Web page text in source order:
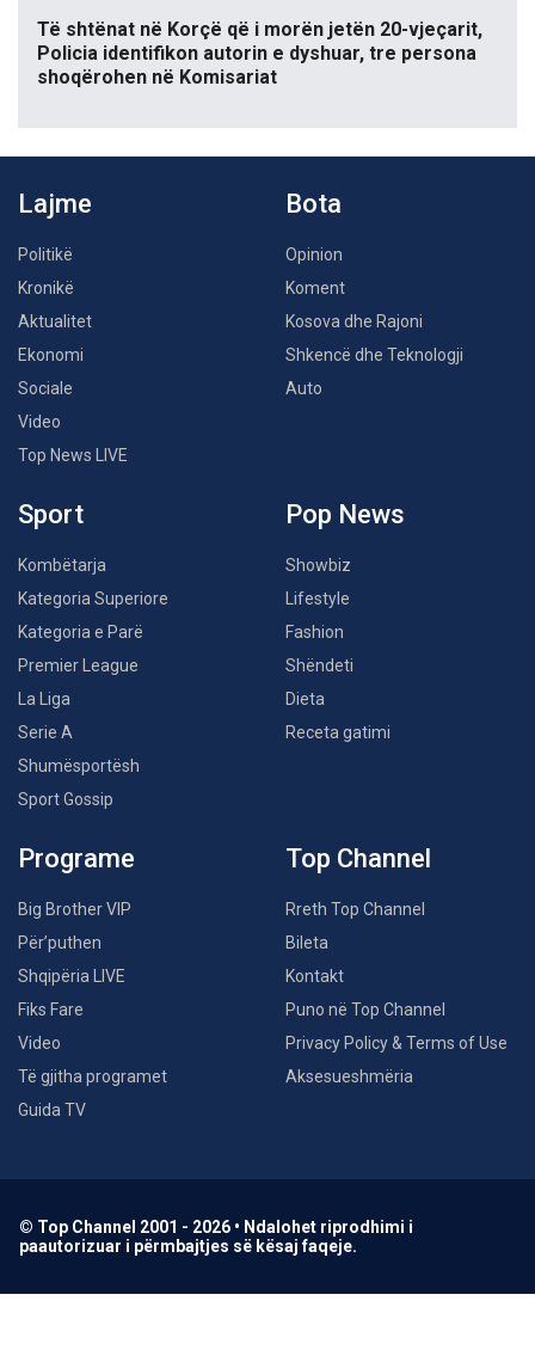
Të shtënat në Korçë që i morën jetën 20-vjeçarit,
Policia identifikon autorin e dyshuar, tre persona
shoqërohen në Komisariat
Lajme
Politikë
Kronikë
Aktualitet
Ekonomi
Sociale
Video
Top News LIVE
Bota
Opinion
Koment
Kosova dhe Rajoni
Shkencë dhe Teknologji
Auto
Sport
Kombëtarja
Kategoria Superiore
Kategoria e Parë
Premier League
La Liga
Serie A
Shumësportësh
Sport Gossip
Pop News
Showbiz
Lifestyle
Fashion
Shëndeti
Dieta
Receta gatimi
Programe
Big Brother VIP
Për’puthen
Shqipëria LIVE
Fiks Fare
Video
Të gjitha programet
Guida TV
Top Channel
Rreth Top Channel
Bileta
Kontakt
Puno në Top Channel
Privacy Policy & Terms of Use
Aksesueshmëria
© Top Channel 2001 - 2026 • Ndalohet riprodhimi i
paautorizuar i përmbajtjes së kësaj faqeje.